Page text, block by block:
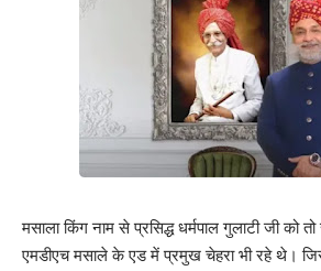
मसाला किंग नाम से प्रसिद्ध धर्मपाल गुलाटी जी को
एमडीएच मसाले के एड में प्रमुख चेहरा भी रहे थे।